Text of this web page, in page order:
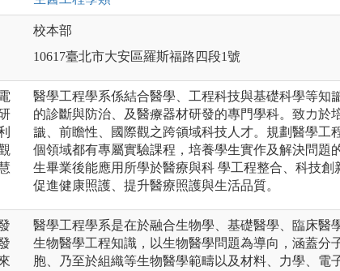
校本部
10617臺北市大安區羅斯福路四段1號
醫學工程學系係結合醫學、工程科技與基礎科學等知
的診斷與防治、及醫療器材研發的專門學科。致力於
識、前瞻性、國際觀之跨領域科技人才。規劃醫學工
個領域都有專屬實驗課程，培養學生實作及解決問題
生畢業後能應用所學於醫療與科 學工程整合、科技創
促進健康照護、提升醫療照護與生活品質。
醫學工程學系是在於融合生物學、基礎醫學、臨床醫
生物醫學工程知識，以生物醫學問題為導向，涵蓋分
胞、乃至於組織等生物醫學範疇以及材料、力學、電